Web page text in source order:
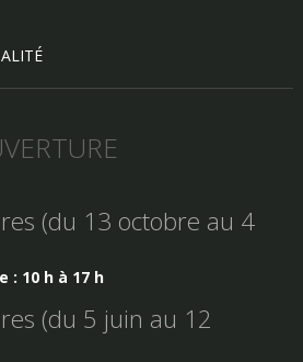
(du 13 octobre au 4
: 10 h à 17 h
(du 5 juin au 12